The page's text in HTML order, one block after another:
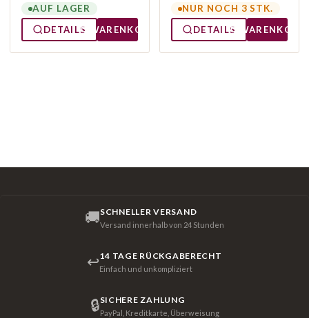
AUF LAGER
DETAILS
WARENKORB
NUR NOCH 3 STK.
DETAILS
WARENKORB
🚚SCHNELLER VERSAND
Versand innerhalb von 24 Stunden
↩14 TAGE RÜCKGABERECHT
Einfach und unkompliziert
🔒SICHERE ZAHLUNG
PayPal, Kreditkarte, Überweisung